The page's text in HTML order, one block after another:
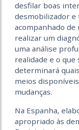
desfilar boas
desmobilizador
acompanhado de
realizar um
uma análise
realidade e o que
determinará
meios
mudanças.
Na Espanha,
apropriado às